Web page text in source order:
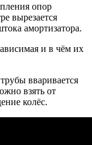
опор
вырезается
амортизатора.
и в чём их
вваривается
взять от
колёс.